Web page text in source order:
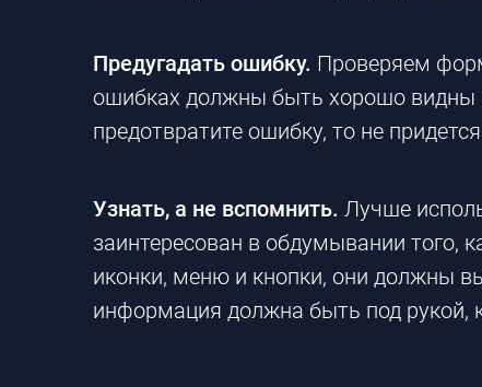
Предугадать ошибку. Проверяем
ошибках должны быть хорошо видны
предотвратите ошибку, то не
Узнать, а не вспомнить. Лучше
заинтересован в обдумывании того,
иконки, меню и кнопки, они должны
информация должна быть под рукой,